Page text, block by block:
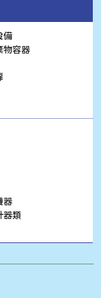
備
物容器
器
器類